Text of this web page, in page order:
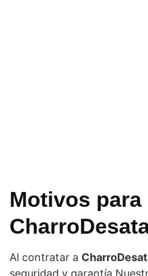
Motivos
Al contratar a